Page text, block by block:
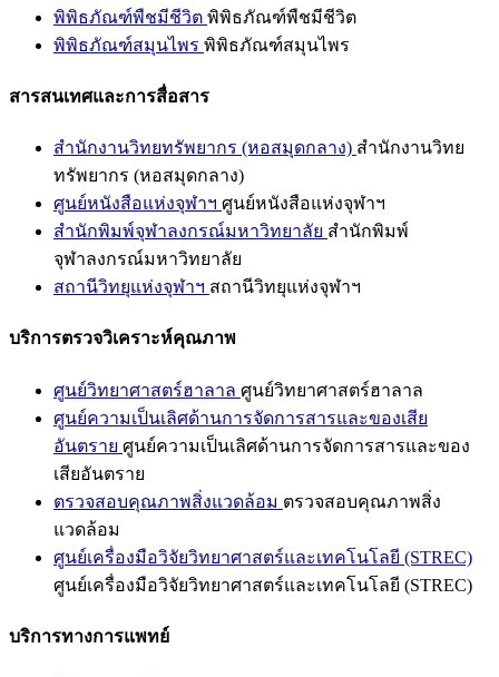
พิพิธภัณฑ์พืชมีชีวิต พิพิธภัณฑ์พืชมีชีวิต
พิพิธภัณฑ์สมุนไพร พิพิธภัณฑ์สมุนไพร
สารสนเทศและการสื่อสาร
สำนักงานวิทยทรัพยากร (หอสมุดกลาง) สำนักงานวิทย
ทรัพยากร (หอสมุดกลาง)
ศูนย์หนังสือแห่งจุฬาฯ ศูนย์หนังสือแห่งจุฬาฯ
สำนักพิมพ์จุฬาลงกรณ์มหาวิทยาลัย สำนักพิมพ์
จุฬาลงกรณ์มหาวิทยาลัย
สถานีวิทยุแห่งจุฬาฯ สถานีวิทยุแห่งจุฬาฯ
บริการตรวจวิเคราะห์คุณภาพ
ศูนย์วิทยาศาสตร์ฮาลาล ศูนย์วิทยาศาสตร์ฮาลาล
ศูนย์ความเป็นเลิศด้านการจัดการสารและของเสีย
อันตราย ศูนย์ความเป็นเลิศด้านการจัดการสารและของ
เสียอันตราย
ตรวจสอบคุณภาพสิ่งแวดล้อม ตรวจสอบคุณภาพสิ่ง
แวดล้อม
ศูนย์เครื่องมือวิจัยวิทยาศาสตร์และเทคโนโลยี (STREC)
ศูนย์เครื่องมือวิจัยวิทยาศาสตร์และเทคโนโลยี (STREC)
บริการทางการแพทย์